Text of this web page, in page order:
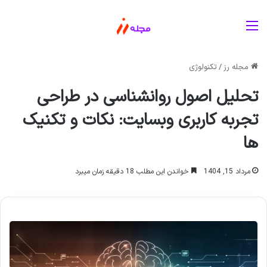
مجله رز/ تکنولوژی
تحلیل اصول روانشناسی در طراحی
تجربه کاربری وبسایت: نکات و تکنیک
ها
مرداد 15, 1404 خواندن این مطلب 18 دقیقه زمان میبرد